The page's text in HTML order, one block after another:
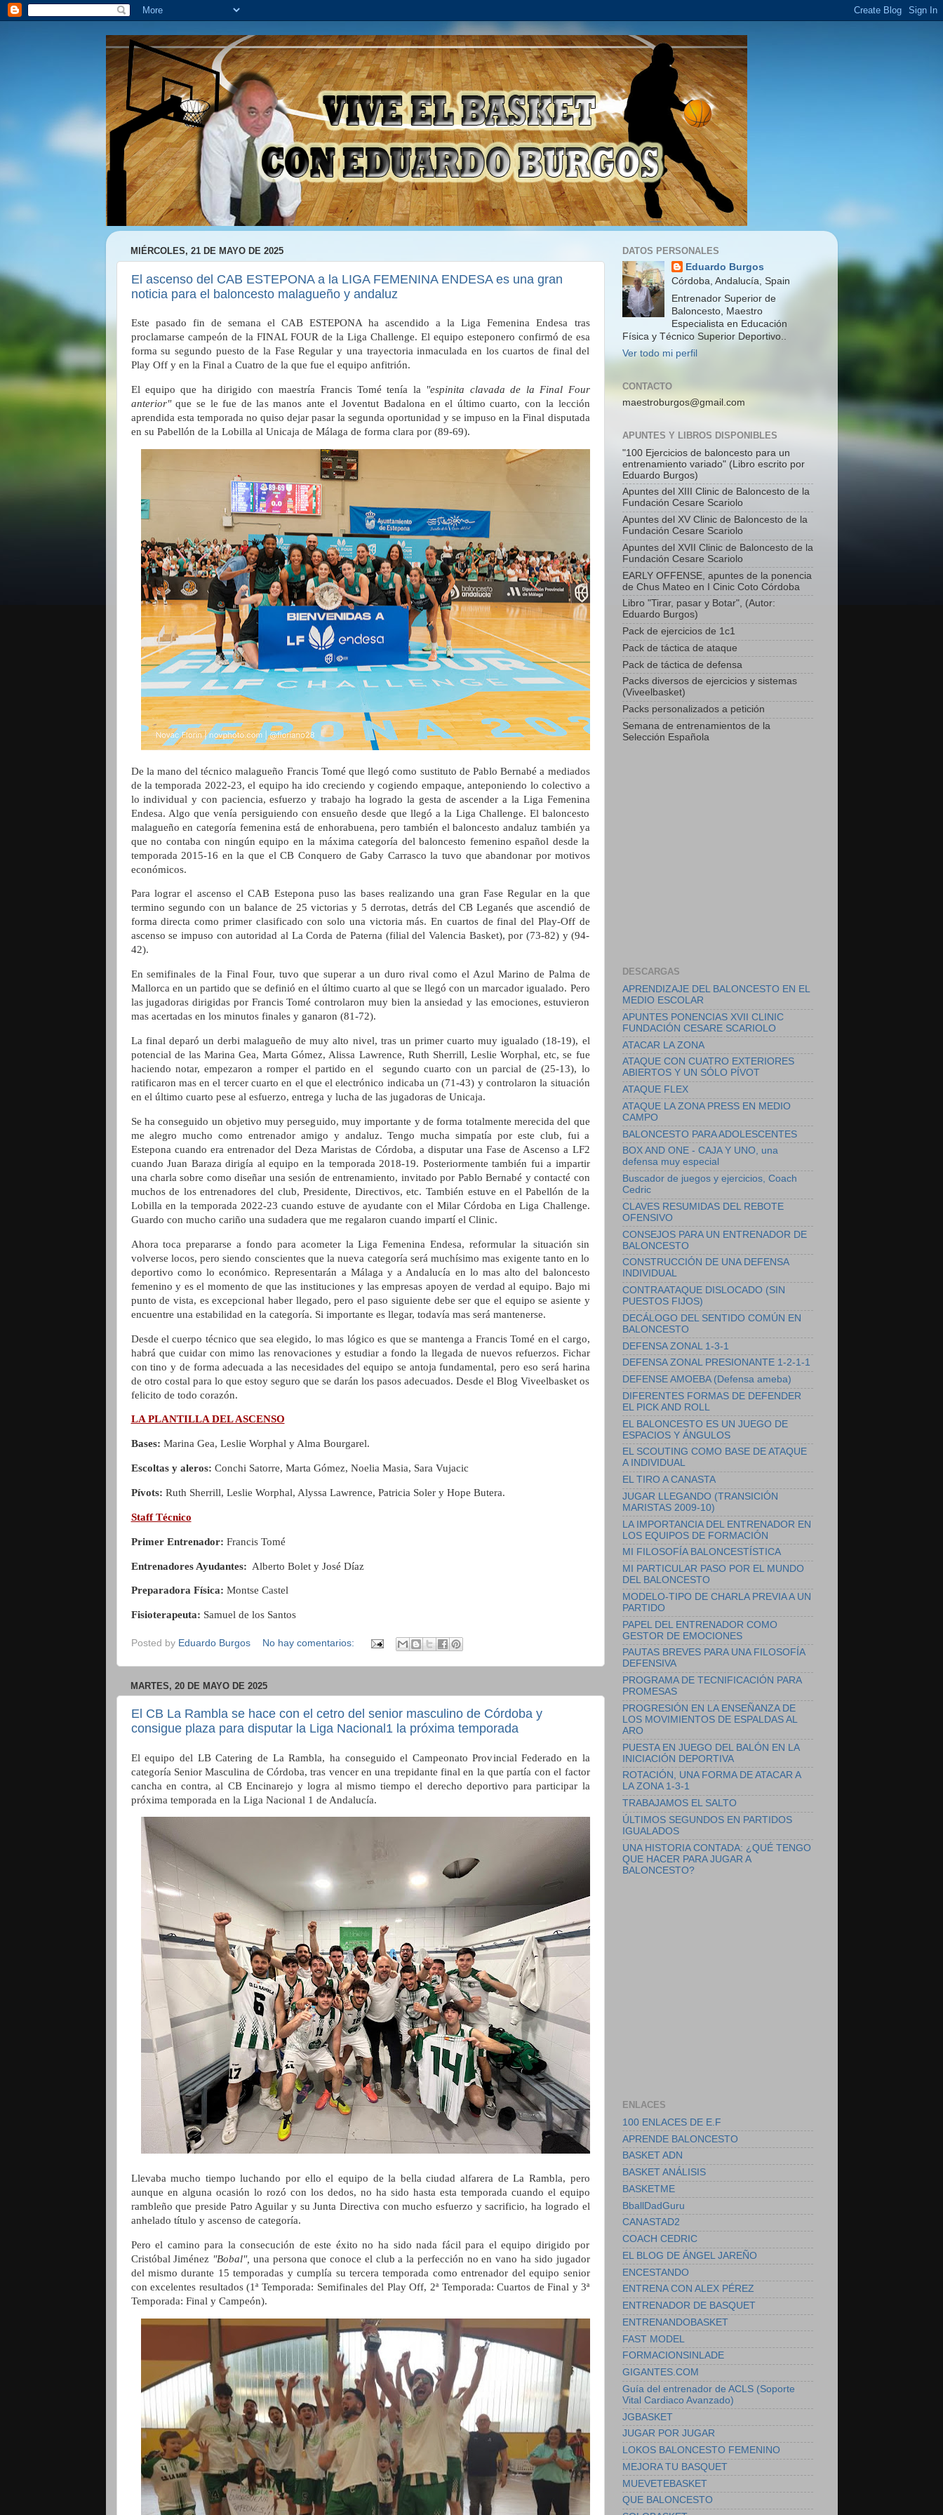
MIÉRCOLES, 21 DE MAYO DE 2025
El ascenso del CAB ESTEPONA a la LIGA FEMENINA ENDESA es una gran
noticia para el baloncesto malagueño y andaluz
Este pasado fin de semana el CAB ESTEPONA ha ascendido a la Liga Femenina Endesa tras
proclamarse campeón de la FINAL FOUR de la Liga Challenge. El equipo esteponero confirmó de esa
forma su segundo puesto de la Fase Regular y una trayectoria inmaculada en los cuartos de final del
Play Off y en la Final a Cuatro de la que fue el equipo anfitrión.
El equipo que ha dirigido con maestría Francis Tomé tenía la
"espinita clavada de la Final Four
anterior"que se le fue de las manos ante el Joventut Badalona en el último cuarto, con la lección
aprendida esta temporada no quiso dejar pasar la segunda oportunidad y se impuso en la Final disputada
en su Pabellón de la Lobilla al Unicaja de Málaga de forma clara por (89-69).
De la mano del técnico malagueño Francis Tomé que llegó como sustituto de Pablo Bernabé a mediados
de la temporada 2022-23, el equipo ha ido creciendo y cogiendo empaque, anteponiendo lo colectivo a
lo individual y con paciencia, esfuerzo y trabajo ha logrado la gesta de ascender a la Liga Femenina
Endesa. Algo que venía persiguiendo con ensueño desde que llegó a la Liga Challenge. El baloncesto
malagueño en categoría femenina está de enhorabuena, pero también el baloncesto andaluz también ya
que no contaba con ningún equipo en la máxima categoría del baloncesto femenino español desde la
temporada 2015-16 en la que el CB Conquero de Gaby Carrasco la tuvo que abandonar por motivos
económicos.
Para lograr el ascenso el CAB Estepona puso las bases realizando una gran Fase Regular en la que
termino segundo con un balance de 25 victorias y 5 derrotas, detrás del CB Leganés que ascendió de
forma directa como primer clasificado con solo una victoria más. En cuartos de final del Play-Off de
ascenso se impuso con autoridad al La Corda de Paterna (filial del Valencia Basket), por (73-82) y (94-
42).
En semifinales de la Final Four, tuvo que superar a un duro rival como el Azul Marino de Palma de
Mallorca en un partido que se definió en el último cuarto al que se llegó con un marcador igualado. Pero
las jugadoras dirigidas por Francis Tomé controlaron muy bien la ansiedad y las emociones, estuvieron
mas acertadas en los minutos finales y ganaron (81-72).
La final deparó un derbi malagueño de muy alto nivel, tras un primer cuarto muy igualado (18-19), el
potencial de las Marina Gea, Marta Gómez, Alissa Lawrence, Ruth Sherrill, Leslie Worphal, etc, se fue
haciendo notar, empezaron a romper el partido en el segundo cuarto con un parcial de (25-13), lo
ratificaron mas en el tercer cuarto en el que el electrónico indicaba un (71-43) y controlaron la situación
en el último cuarto pese al esfuerzo, entrega y lucha de las jugadoras de Unicaja.
Se ha conseguido un objetivo muy perseguido, muy importante y de forma totalmente merecida del que
me alegro mucho como entrenador amigo y andaluz. Tengo mucha simpatía por este club, fui a
Estepona cuando era entrenador del Deza Maristas de Córdoba, a disputar una Fase de Ascenso a LF2
cuando Juan Baraza dirigía al equipo en la temporada 2018-19. Posteriormente también fui a impartir
una charla sobre como diseñar una sesión de entrenamiento, invitado por Pablo Bernabé y contacté con
muchos de los entrenadores del club, Presidente, Directivos, etc. También estuve en el Pabellón de la
Lobilla en la temporada 2022-23 cuando estuve de ayudante con el Milar Córdoba en Liga Challenge.
Guardo con mucho cariño una sudadera que me regalaron cuando impartí el Clinic.
Ahora toca prepararse a fondo para acometer la Liga Femenina Endesa, reformular la situación sin
volverse locos, pero siendo conscientes que la nueva categoría será muchísimo mas exigente tanto en lo
deportivo como lo económico. Representarán a Málaga y a Andalucía en lo mas alto del baloncesto
femenino y es el momento de que las instituciones y las empresas apoyen de verdad al equipo. Bajo mi
punto de vista, es excepcional haber llegado, pero el paso siguiente debe ser que el equipo se asiente y
encuentre una estabilidad en la categoría. Si importante es llegar, todavía mas será mantenerse.
Desde el cuerpo técnico que sea elegido, lo mas lógico es que se mantenga a Francis Tomé en el cargo,
habrá que cuidar con mimo las renovaciones y estudiar a fondo la llegada de nuevos refuerzos. Fichar
con tino y de forma adecuada a las necesidades del equipo se antoja fundamental, pero eso será harina
de otro costal para lo que estoy seguro que se darán los pasos adecuados. Desde el Blog Viveelbasket os
felicito de todo corazón.
LA PLANTILLA DEL ASCENSO
Bases: Marina Gea, Leslie Worphal y Alma Bourgarel.
Escoltas y aleros: Conchi Satorre, Marta Gómez, Noelia Masia, Sara Vujacic
Pívots: Ruth Sherrill, Leslie Worphal, Alyssa Lawrence, Patricia Soler y Hope Butera.
Staff Técnico
Primer Entrenador: Francis Tomé
Entrenadores Ayudantes: Alberto Bolet y José Díaz
Preparadora Física: Montse Castel
Fisioterapeuta: Samuel de los Santos
Posted by Eduardo Burgos No hay comentarios:
MARTES, 20 DE MAYO DE 2025
El CB La Rambla se hace con el cetro del senior masculino de Córdoba y
consigue plaza para disputar la Liga Nacional1 la próxima temporada
El equipo del LB Catering de La Rambla, ha conseguido el Campeonato Provincial Federado en la
categoría Senior Masculina de Córdoba, tras vencer en una trepidante final en la que partía con el factor
cancha en contra, al CB Encinarejo y logra al mismo tiempo el derecho deportivo para participar la
próxima temporada en la Liga Nacional 1 de Andalucía.
Llevaba mucho tiempo luchando por ello el equipo de la bella ciudad alfarera de La Rambla, pero
aunque en alguna ocasión lo rozó con los dedos, no ha sido hasta esta temporada cuando el equipo
rambleño que preside Patro Aguilar y su Junta Directiva con mucho esfuerzo y sacrificio, ha logrado el
anhelado título y ascenso de categoría.
Pero el camino para la consecución de este éxito no ha sido nada fácil para el equipo dirigido por
Cristóbal Jiménez "Bobal", una persona que conoce el club a la perfección no en vano ha sido jugador
del mismo durante 15 temporadas y cumplía su tercera temporada como entrenador del equipo senior
con excelentes resultados (1ª Temporada: Semifinales del Play Off, 2ª Temporada: Cuartos de Final y 3ª
Temporada: Final y Campeón).
DATOS PERSONALES
Eduardo Burgos
Córdoba, Andalucía, Spain
Entrenador Superior de
Baloncesto, Maestro
Especialista en Educación
Física y Técnico Superior Deportivo..
Ver todo mi perfil
CONTACTO
maestroburgos@gmail.com
APUNTES Y LIBROS DISPONIBLES
"100 Ejercicios de baloncesto para un
entrenamiento variado" (Libro escrito por
Eduardo Burgos)
Apuntes del XIII Clinic de Baloncesto de la
Fundación Cesare Scariolo
Apuntes del XV Clinic de Baloncesto de la
Fundación Cesare Scariolo
Apuntes del XVII Clinic de Baloncesto de la
Fundación Cesare Scariolo
EARLY OFFENSE, apuntes de la ponencia
de Chus Mateo en I Cinic Coto Córdoba
Libro "Tirar, pasar y Botar", (Autor:
Eduardo Burgos)
Pack de ejercicios de 1c1
Pack de táctica de ataque
Pack de táctica de defensa
Packs diversos de ejercicios y sistemas
(Viveelbasket)
Packs personalizados a petición
Semana de entrenamientos de la
Selección Española
DESCARGAS
APRENDIZAJE DEL BALONCESTO EN EL
MEDIO ESCOLAR
APUNTES PONENCIAS XVII CLINIC
FUNDACIÓN CESARE SCARIOLO
ATACAR LA ZONA
ATAQUE CON CUATRO EXTERIORES
ABIERTOS Y UN SÓLO PÍVOT
ATAQUE FLEX
ATAQUE LA ZONA PRESS EN MEDIO
CAMPO
BALONCESTO PARA ADOLESCENTES
BOX AND ONE - CAJA Y UNO, una
defensa muy especial
Buscador de juegos y ejercicios, Coach
Cedric
CLAVES RESUMIDAS DEL REBOTE
OFENSIVO
CONSEJOS PARA UN ENTRENADOR DE
BALONCESTO
CONSTRUCCIÓN DE UNA DEFENSA
INDIVIDUAL
CONTRAATAQUE DISLOCADO (SIN
PUESTOS FIJOS)
DECÁLOGO DEL SENTIDO COMÚN EN
BALONCESTO
DEFENSA ZONAL 1-3-1
DEFENSA ZONAL PRESIONANTE 1-2-1-1
DEFENSE AMOEBA (Defensa ameba)
DIFERENTES FORMAS DE DEFENDER
EL PICK AND ROLL
EL BALONCESTO ES UN JUEGO DE
ESPACIOS Y ÁNGULOS
EL SCOUTING COMO BASE DE ATAQUE
A INDIVIDUAL
EL TIRO A CANASTA
JUGAR LLEGANDO (TRANSICIÓN
MARISTAS 2009-10)
LA IMPORTANCIA DEL ENTRENADOR EN
LOS EQUIPOS DE FORMACIÓN
MI FILOSOFÍA BALONCESTÍSTICA
MI PARTICULAR PASO POR EL MUNDO
DEL BALONCESTO
MODELO-TIPO DE CHARLA PREVIA A UN
PARTIDO
PAPEL DEL ENTRENADOR COMO
GESTOR DE EMOCIONES
PAUTAS BREVES PARA UNA FILOSOFÍA
DEFENSIVA
PROGRAMA DE TECNIFICACIÓN PARA
PROMESAS
PROGRESIÓN EN LA ENSEÑANZA DE
LOS MOVIMIENTOS DE ESPALDAS AL
ARO
PUESTA EN JUEGO DEL BALÓN EN LA
INICIACIÓN DEPORTIVA
ROTACIÓN, UNA FORMA DE ATACAR A
LA ZONA 1-3-1
TRABAJAMOS EL SALTO
ÚLTIMOS SEGUNDOS EN PARTIDOS
IGUALADOS
UNA HISTORIA CONTADA: ¿QUÉ TENGO
QUE HACER PARA JUGAR A
BALONCESTO?
ENLACES
100 ENLACES DE E.F
APRENDE BALONCESTO
BASKET ADN
BASKET ANÁLISIS
BASKETME
BballDadGuru
CANASTAD2
COACH CEDRIC
EL BLOG DE ÁNGEL JAREÑO
ENCESTANDO
ENTRENA CON ALEX PÉREZ
ENTRENADOR DE BASQUET
ENTRENANDOBASKET
FAST MODEL
FORMACIONSINLADE
GIGANTES.COM
Guía del entrenador de ACLS (Soporte
Vital Cardiaco Avanzado)
JGBASKET
JUGAR POR JUGAR
LOKOS BALONCESTO FEMENINO
MEJORA TU BASQUET
MUEVETEBASKET
QUE BALONCESTO